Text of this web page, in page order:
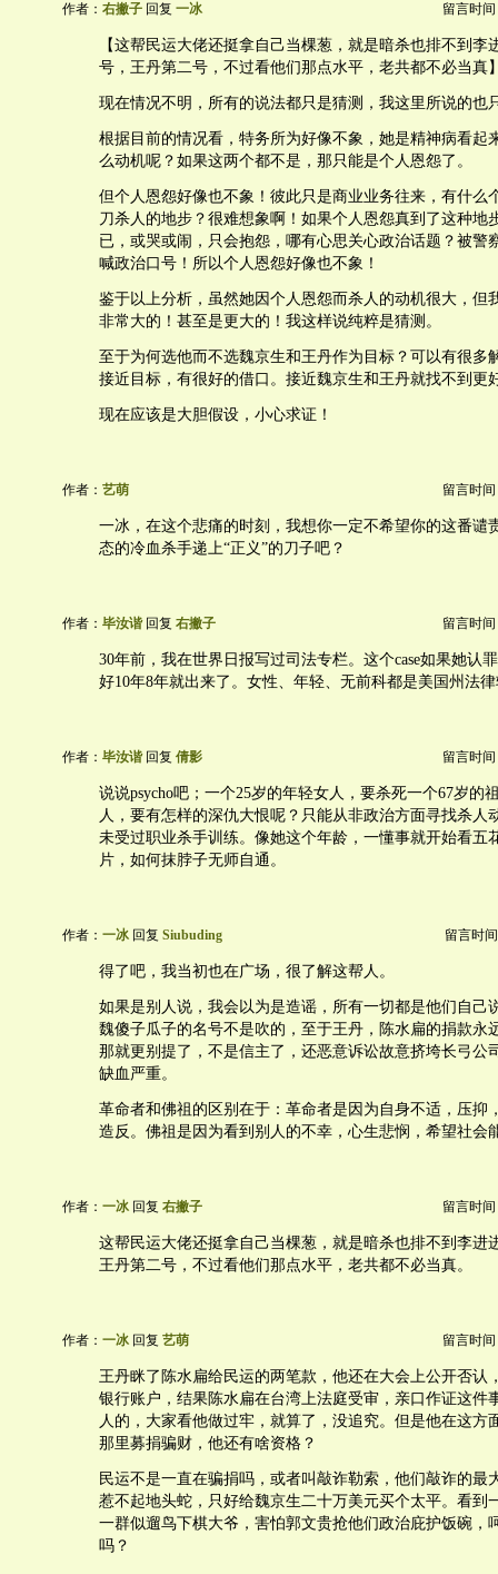
作者： 右撇子 回复 一冰 留言时间
【这帮民运大佬还挺拿自己当棵葱，就是暗杀也排不到李
号，王丹第二号，不过看他们那点水平，老共都不必当真
现在情况不明，所有的说法都只是猜测，我这里所说的也
根据目前的情况看，特务所为好像不象，她是精神病看起
么动机呢？如果这两个都不是，那只能是个人恩怨了。
但个人恩怨好像也不象！彼此只是商业业务往来，有什么
刀杀人的地步？很难想象啊！如果个人恩怨真到了这种地
已，或哭或闹，只会抱怨，哪有心思关心政治话题？被警
喊政治口号！所以个人恩怨好像也不象！
鉴于以上分析，虽然她因个人恩怨而杀人的动机很大，但
非常大的！甚至是更大的！我这样说纯粹是猜测。
至于为何选他而不选魏京生和王丹作为目标？可以有很多
接近目标，有很好的借口。接近魏京生和王丹就找不到更
现在应该是大胆假设，小心求证！
作者： 艺萌 留言时间
一冰，在这个悲痛的时刻，我想你一定不希望你的这番谴
态的冷血杀手递上“正义”的刀子吧？
作者： 毕汝谐回复 右撇子 留言时间
30年前，我在世界日报写过司法专栏。这个case如果她认
好10年8年就出来了。女性、年轻、无前科都是美国州法
作者： 毕汝谐回复 倩影 留言时间
说说psycho吧；一个25岁的年轻女人，要杀死一个67岁的
人，要有怎样的深仇大恨呢？只能从非政治方面寻找杀人
未受过职业杀手训练。像她这个年龄，一懂事就开始看五
片，如何抹脖子无师自通。
作者： 一冰 回复 Siubuding 留言时
得了吧，我当初也在广场，很了解这帮人。
如果是别人说，我会以为是造谣，所有一切都是他们自己
魏傻子瓜子的名号不是吹的，至于王丹，陈水扁的捐款永
那就更别提了，不是信主了，还恶意诉讼故意挤垮长弓公
缺血严重。
革命者和佛祖的区别在于：革命者是因为自身不适，压抑
造反。佛祖是因为看到别人的不幸，心生悲悯，希望社会
作者： 一冰 回复 右撇子 留言时间
这帮民运大佬还挺拿自己当棵葱，就是暗杀也排不到李进
王丹第二号，不过看他们那点水平，老共都不必当真。
作者： 一冰 回复 艺萌 留言时间
王丹眯了陈水扁给民运的两笔款，他还在大会上公开否认
银行账户，结果陈水扁在台湾上法庭受审，亲口作证这件
人的，大家看他做过牢，就算了，没追究。但是他在这方
那里募捐骗财，他还有啥资格？
民运不是一直在骗捐吗，或者叫敲诈勒索，他们敲诈的最
惹不起地头蛇，只好给魏京生二十万美元买个太平。看到
一群似遛鸟下棋大爷，害怕郭文贵抢他们政治庇护饭碗，
吗？